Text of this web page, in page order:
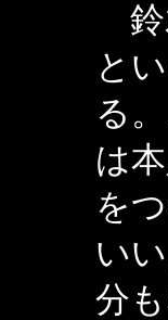
鈴
と
る
は
を
い
分